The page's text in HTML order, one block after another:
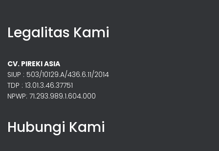
Legalitas Kami
CV. PIREKI ASIA
SIUP : 503/10129.A/436.6.11/2014
TDP : 13.01.3.46.37751
NPWP: 71.293.989.1.604.000
Hubungi Kami